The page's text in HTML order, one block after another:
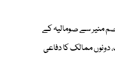
منیر سے صومالیہ کے
دونوں ممالک کا دفاعی